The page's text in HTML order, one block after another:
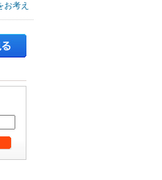
お考え